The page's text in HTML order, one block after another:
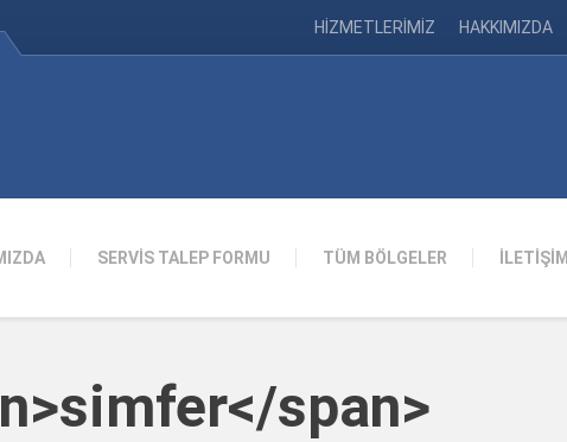
HİZMETLERİMİZ HAKKIMIZDA
SERVİS TALEP FORMU TÜM BÖLGELER İLETİŞİM
span>